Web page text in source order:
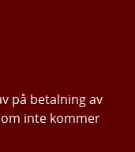
på betalning av
inte kommer